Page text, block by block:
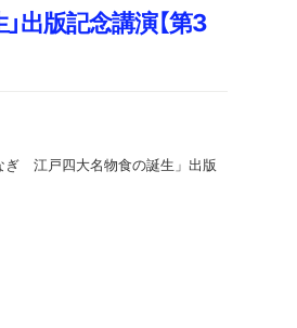
出版記念講演【第3
ぎ 江戸四大名物食の誕生」出版